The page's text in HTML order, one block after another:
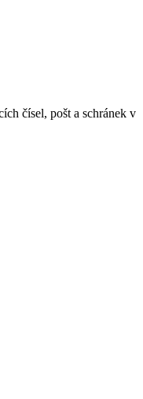
čísel, pošt a schránek v